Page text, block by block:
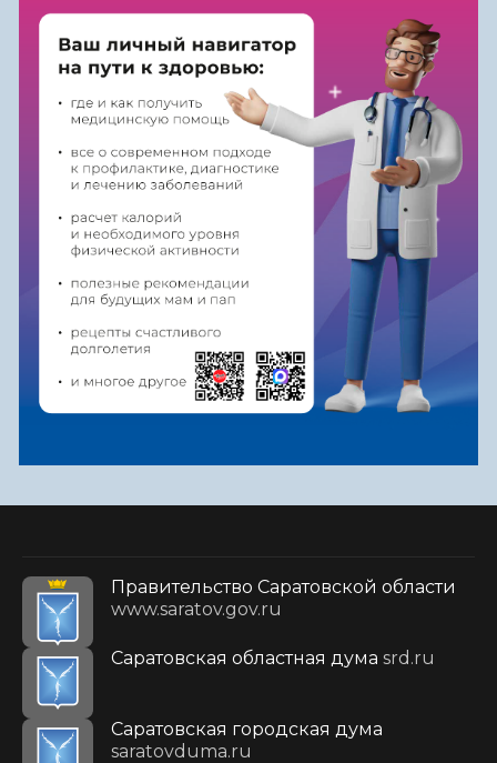
Правительство Саратовской области
www.saratov.gov.ru
Саратовская областная дума srd.ru
Саратовская городская дума
saratovduma.ru